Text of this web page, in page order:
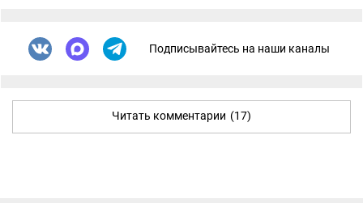
Подписывайтесь на наши каналы
Читать комментарии (17)